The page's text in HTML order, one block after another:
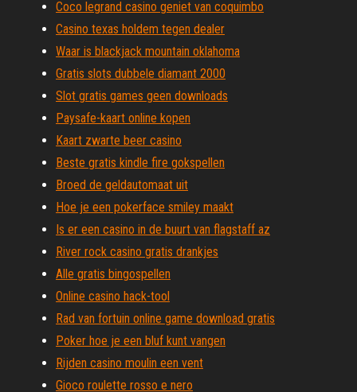
Coco legrand casino geniet van coquimbo
Casino texas holdem tegen dealer
Waar is blackjack mountain oklahoma
Gratis slots dubbele diamant 2000
Slot gratis games geen downloads
Paysafe-kaart online kopen
Kaart zwarte beer casino
Beste gratis kindle fire gokspellen
Broed de geldautomaat uit
Hoe je een pokerface smiley maakt
Is er een casino in de buurt van flagstaff az
River rock casino gratis drankjes
Alle gratis bingospellen
Online casino hack-tool
Rad van fortuin online game download gratis
Poker hoe je een bluf kunt vangen
Rijden casino moulin een vent
Gioco roulette rosso e nero